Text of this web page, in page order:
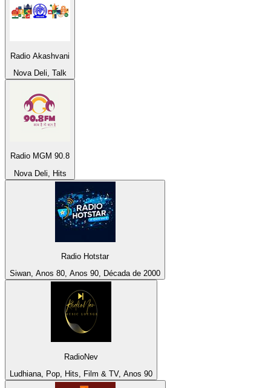
Radio Akashvani
Nova Deli, Talk
Radio MGM 90.8
Nova Deli, Hits
Radio Hotstar
Siwan, Anos 80, Anos 90, Década de 2000
RadioNev
Ludhiana, Pop, Hits, Film & TV, Anos 90